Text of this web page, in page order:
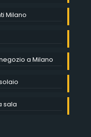
Milano
a Milano
sala